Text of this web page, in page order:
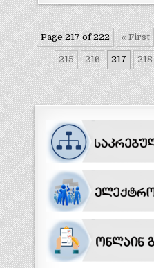
Page 217 of 222 « First
215 216 217 218